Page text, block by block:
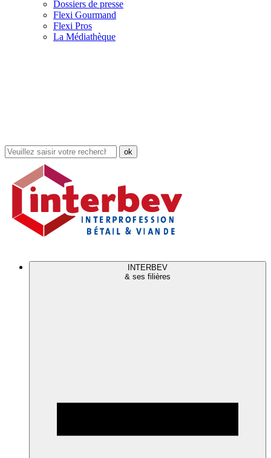
Dossiers de presse
Flexi Gourmand
Flexi Pros
La Médiathèque
Rechercher
dans
site
INTERBEV
& ses filières